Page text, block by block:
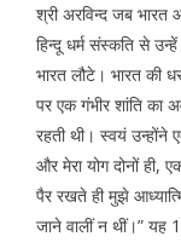
श्री अरविन्द जब
हिन्दू धर्म संस्कति से
भारत लौटे। भारत की
पर एक गंभीर शांति
रहती थी। स्वयं उन्होंने
और मेरा योग दोनों ही,
पैर रखते ही मुझे
जाने वालीं न थीं।” यह